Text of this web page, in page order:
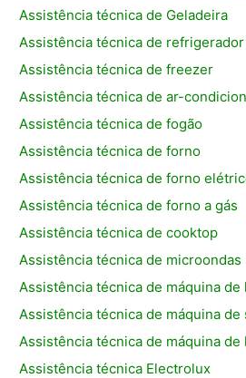
Assistência técnica de Geladeira
Assistência técnica de refrigerador
Assistência técnica de freezer
Assistência técnica de ar-
Assistência técnica de fogão
Assistência técnica de forno
Assistência técnica de forno
Assistência técnica de forno a gás
Assistência técnica de cooktop
Assistência técnica de microondas
Assistência técnica de máquina de
Assistência técnica de máquina de
Assistência técnica de máquina de
Assistência técnica Electrolux